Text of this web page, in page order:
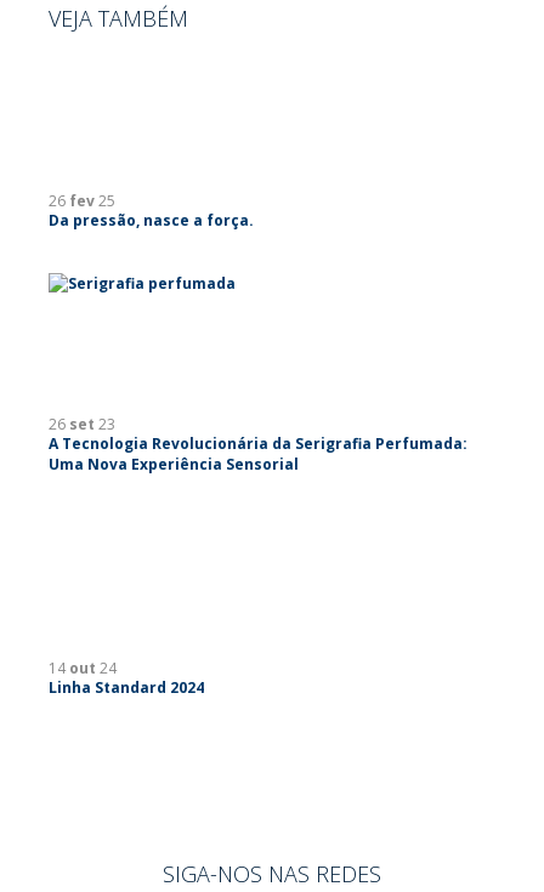
VEJA TAMBÉM
26 fev25
Da pressão, nasce a força.
26 set 23
A Tecnologia Revolucionária da Serigrafia Perfumada:
Uma Nova Experiência Sensorial
14out 24
Linha Standard 2024
SIGA-NOS NAS REDES